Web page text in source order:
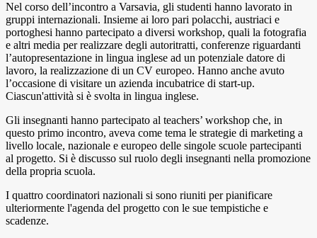
Nel corso dell’incontro a Varsavia, gli studenti hanno lavorato in
gruppi internazionali. Insieme ai loro pari polacchi, austriaci e
portoghesi hanno partecipato a diversi workshop, quali la fotografia
e altri media per realizzare degli autoritratti, conferenze riguardanti
l’autopresentazione in lingua inglese ad un potenziale datore di
lavoro, la realizzazione di un CV europeo. Hanno anche avuto
l’occasione di visitare un azienda incubatrice di start-up.
Ciascun'attività si è svolta in lingua inglese.
Gli insegnanti hanno partecipato al teachers’ workshop che, in
questo primo incontro, aveva come tema le strategie di marketing a
livello locale, nazionale e europeo delle singole scuole partecipanti
al progetto. Si è discusso sul ruolo degli insegnanti nella promozione
della propria scuola.
I quattro coordinatori nazionali si sono riuniti per pianificare
ulteriormente l'agenda del progetto con le sue tempistiche e
scadenze.